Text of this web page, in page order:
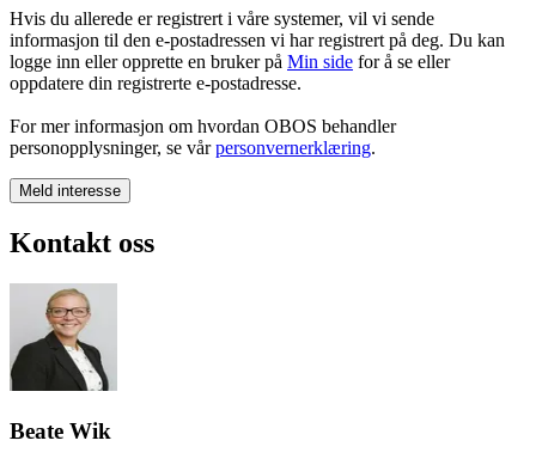
Hvis du allerede er registrert i våre systemer, vil vi sende
informasjon til den e-postadressen vi har registrert på deg. Du kan
logge inn eller opprette en bruker på Min side for å se eller
oppdatere din registrerte e-postadresse.
For mer informasjon om hvordan OBOS behandler
personopplysninger, se vårpersonvernerklæring.
Meld interesse
Kontakt oss
Beate Wik